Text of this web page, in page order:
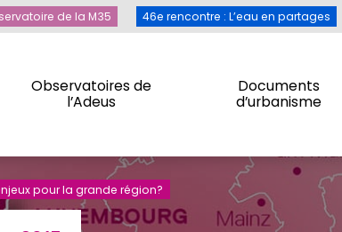
Observatoires de
l’Adeus
Documents
d’urbanisme
de la M35 46e rencontre : L’eau en partages
Observatoire de la M35 46e rencontre : L’eau en
pour la grande région?